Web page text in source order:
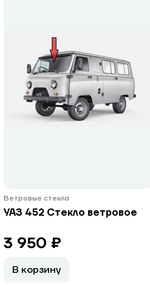
Ветровые стекла
УАЗ 452 Стекло ветровое
3 950 ₽
В корзину